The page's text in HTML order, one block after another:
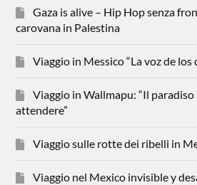
Gaza is alive – Hip Hop senza
carovana in Palestina
Viaggio in Messico “La voz de los
Viaggio in Wallmapu: “Il
attendere”
Viaggio sulle rotte dei ribelli in
Viaggio nel Mexico invisible y